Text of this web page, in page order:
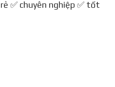
✅ chuyên nghiệp ✅ tốt